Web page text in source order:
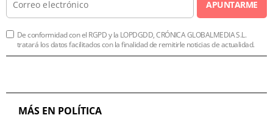
APUNTARME
De conformidad con el RGPD y la LOPDGDD, CRÓNICA GLOBALMEDIA S.L.
tratará los datos facilitados con la finalidad de remitirle noticias de actualidad.
MÁS EN POLÍTICA